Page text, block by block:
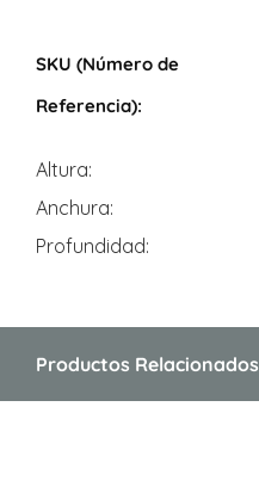
Altura
Anchura
Profundidad
Productos Relacionados